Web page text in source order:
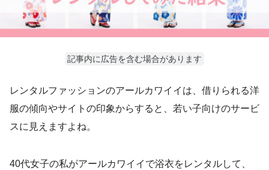
記事内に広告を含む場合があります
レンタルファッションのアールカワイイは、借りられる洋
服の傾向やサイトの印象からすると、若い子向けのサービ
スに見えますよね。
40代女子の私がアールカワイイで浴衣をレンタルして、